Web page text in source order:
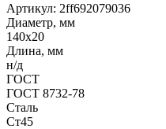
Артикул: 2ff692079036
Диаметр, мм
140х20
Длина, мм
н/д
ГОСТ
ГОСТ 8732-78
Сталь
Ст45